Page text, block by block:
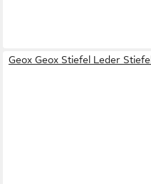
Geox Geox Stiefel Leder Stiefel